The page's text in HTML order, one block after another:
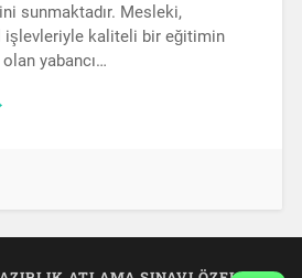
sunmaktadır. Mesleki,
işlevleriyle kaliteli bir eğitimin
yabancı…